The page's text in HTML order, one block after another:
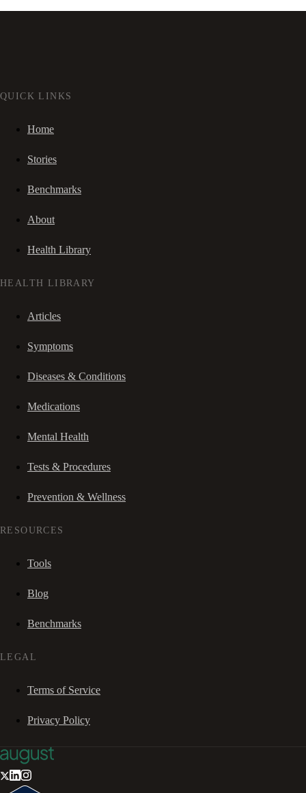
QUICK LINKS
Home
Stories
Benchmarks
About
Health Library
HEALTH LIBRARY
Articles
Symptoms
Diseases & Conditions
Medications
Mental Health
Tests & Procedures
Prevention & Wellness
RESOURCES
Tools
Blog
Benchmarks
LEGAL
Terms of Service
Privacy Policy